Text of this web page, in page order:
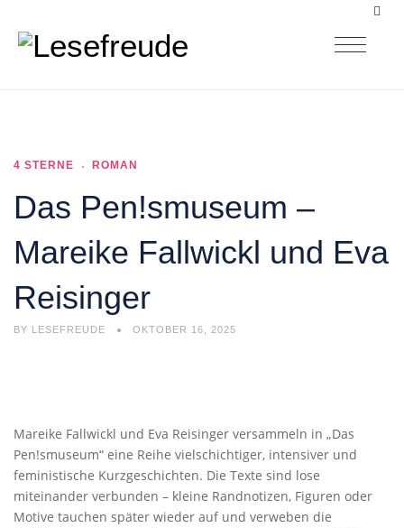
4 STERNE ROMAN
Das Pen!smuseum –
Mareike Fallwickl und Eva
Reisinger
BY LESEFREUDE OKTOBER 16, 2025
Mareike Fallwickl und Eva Reisinger versammeln in „Das
Pen!smuseum“ eine Reihe vielschichtiger, intensiver und
feministische Kurzgeschichten. Die Texte sind lose
miteinander verbunden – kleine Randnotizen, Figuren oder
Motive tauchen später wieder auf und verweben die